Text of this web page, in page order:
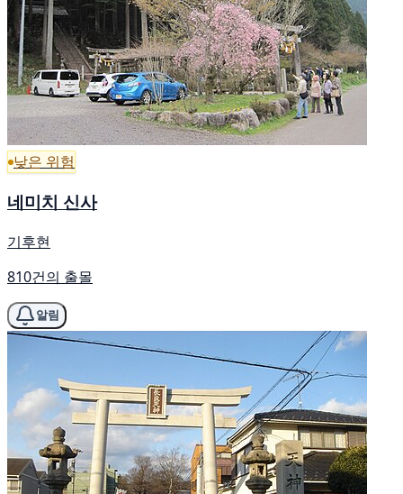
낮은 위험
네미치 신사
기후현
810건의 출몰
알림